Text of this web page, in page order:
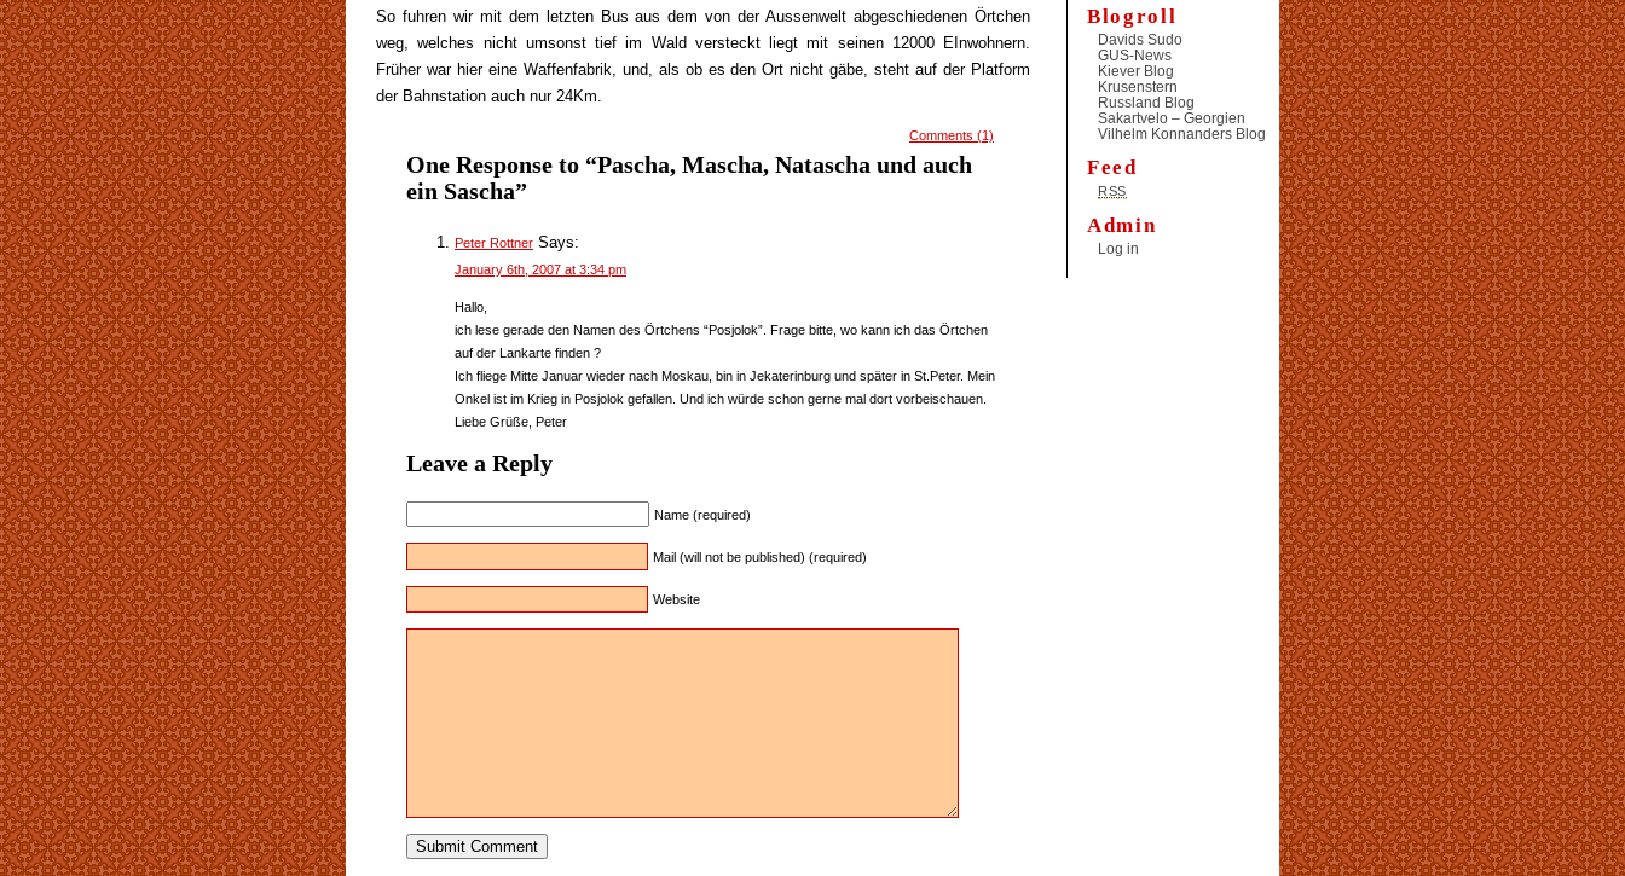
So fuhren wir mit dem letzten Bus aus dem von der Aussenwelt abgeschiedenen Örtchen
weg, welches nicht umsonst tief im Wald versteckt liegt mit seinen 12000 EInwohnern.
Früher war hier eine Waffenfabrik, und, als ob es den Ort nicht gäbe, steht auf der Platform
der Bahnstation auch nur 24Km.
Comments (1)
One Response to “Pascha, Mascha, Natascha und auch
ein Sascha”
Peter Rottner Says:
January 6th, 2007 at 3:34 pm
Hallo,
ich lese gerade den Namen des Örtchens “Posjolok”. Frage bitte, wo kann ich das Örtchen
auf der Lankarte finden ?
Ich fliege Mitte Januar wieder nach Moskau, bin in Jekaterinburg und später in St.Peter. Mein
Onkel ist im Krieg in Posjolok gefallen. Und ich würde schon gerne mal dort vorbeischauen.
Liebe Grüße, Peter
Leave a Reply
Name (required)
Mail (will not be published) (required)
Website
Blogroll
Davids Sudo
GUS-News
Kiever Blog
Krusenstern
Russland Blog
Sakartvelo – Georgien
Vilhelm Konnanders Blog
Feed
RSS
Admin
Log in